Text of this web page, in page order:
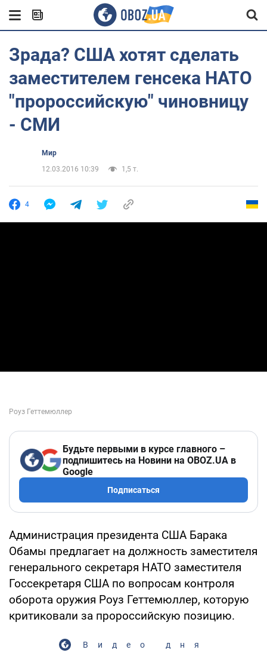
Зрада? США хотят сделать
заместителем генсека НАТО
"пророссийскую" чиновницу
- СМИ
Мир
12.03.2016 10:39
1,5 т.
4
Будьте первыми в курсе главного –
подпишитесь на Новини на OBOZ.UA в
Google
Подписаться
Администрация президента США Барака
Обамы предлагает на должность заместителя
генерального секретаря НАТО заместителя
Госсекретаря США по вопросам контроля
оборота оружия Роуз Геттемюллер, которую
критиковали за пророссийскую позицию.
Видео дня